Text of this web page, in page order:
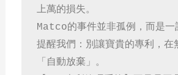
上萬的損失。
Matco的事件並非孤例，而是一
提醒我們：別讓寶貴的專利，在
「自動放棄」。